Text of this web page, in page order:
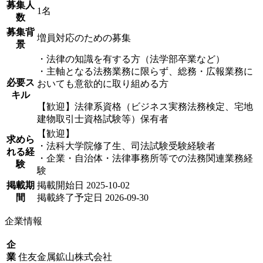
募集人
数
1名
募集背
景
増員対応のための募集
必要ス
キル
・法律の知識を有する方（法学部卒業など）
・主軸となる法務業務に限らず、総務・広報業務に
おいても意欲的に取り組める方
【歓迎】法律系資格（ビジネス実務法務検定、宅地
建物取引士資格試験等）保有者
求めら
れる経
験
【歓迎】
・法科大学院修了生、司法試験受験経験者
・企業・自治体・法律事務所等での法務関連業務経
験
掲載期
間
掲載開始日 2025-10-02
掲載終了予定日 2026-09-30
企業情報
企
業 住友金属鉱山株式会社